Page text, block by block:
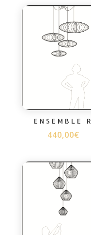
ENSEMBLE R
440,00€